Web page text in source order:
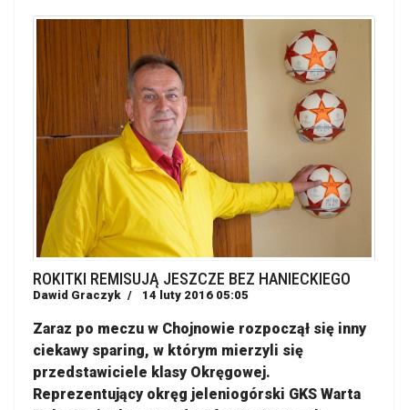
ROKITKI REMISUJĄ JESZCZE BEZ HANIECKIEGO
Dawid Graczyk 14 luty 2016 05:05
Zaraz po meczu w Chojnowie rozpoczął się inny
ciekawy sparing, w którym mierzyli się
przedstawiciele klasy Okręgowej.
Reprezentujący okręg jeleniogórski GKS Warta